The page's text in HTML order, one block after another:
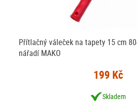
Přítlačný váleček na tapety 15 cm
nářadí MAKO
199 Kč
Skladem